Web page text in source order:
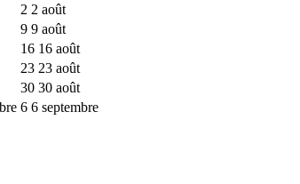
2 2 août
9 9 août
16 16 août
23 23 août
30 30 août
6 6 septembre